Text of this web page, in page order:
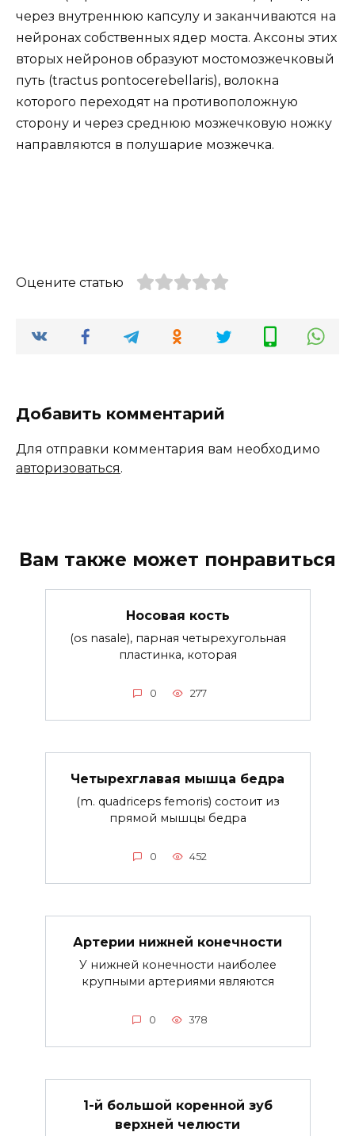
через внутреннюю капсулу и заканчиваются на
нейронах собственных ядер моста. Аксоны этих
вторых нейронов образуют мостомозжечковый
путь (tractus pontocerebellaris), волокна
которого переходят на противоположную
сторону и через среднюю мозжечковую ножку
направляются в полушарие мозжечка.
Оцените статью
Добавить комментарий
Для отправки комментария вам необходимо
авторизоваться.
Вам также может понравиться
Носовая кость
(os nasale), парная четырехугольная
пластинка, которая
0 277
Четырехглавая мышца бедра
(m. quadriceps femoris) состоит из
прямой мышцы бедра
0 452
Артерии нижней конечности
У нижней конечности наиболее
крупными артериями являются
0 378
1-й большой коренной зуб
верхней челюсти